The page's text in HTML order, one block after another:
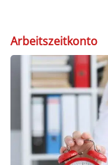
Arbeitszeitkonto